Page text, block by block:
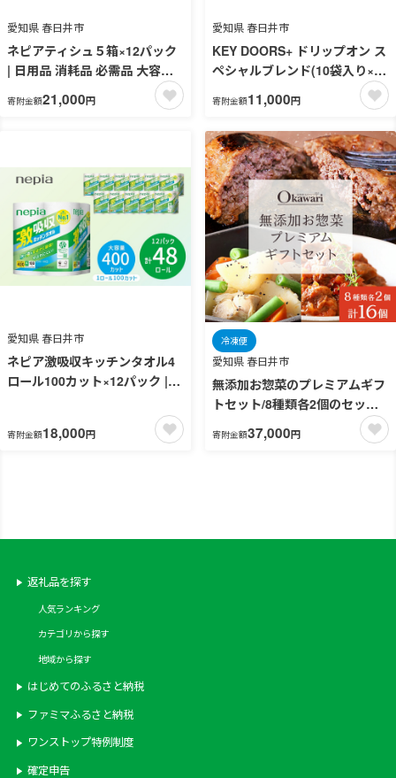
愛知県 春日井市
ネピアティシュ５箱×12パック
| 日用品 消耗品 必需品 大容量
ティッシュ ボックスティッシ
ュ 箱ティッシュ ストック 花粉
ピア プレミアム
寄附金額21,000円
愛知県 春日井市
KEY DOORS+ ドリップオン ス
ペシャルブレンド(10袋入り×6
寄附金額11,000円
愛知県 春日井市
ネピア激吸収キッチンタオル4
ロール100カット×12パック |
ータオル キッチンペーパー キ
ッチン用品 厚手 ストック 吸水
寄附金額18,000円
愛知県 春日井市
冷凍便
無添加お惣菜のプレミアムギフ
トセット/8種類各2個のセット |
惣菜 おかず お惣菜 おそうざい
冷凍食品 冷凍おかず 電子レン
て煮 牛すじスープ 牛すじトマ
寄附金額37,000円
返礼品を探す
人気ランキング
カテゴリから探す
地域から探す
はじめてのふるさと納税
ファミマふるさと納税
ワンストップ特例制度
確定申告